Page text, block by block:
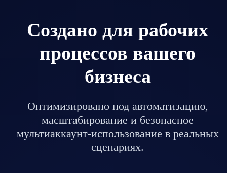
Создано для рабочих
процессов вашего
бизнеса
Оптимизировано под автоматизацию,
масштабирование и безопасное
мультиаккаунт-использование в реальных
сценариях.